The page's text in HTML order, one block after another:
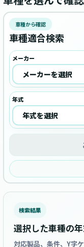
車種から確認
車種適合検索
メーカー
年式
検索結果
選択した車種の
対応製品、条件、Y字